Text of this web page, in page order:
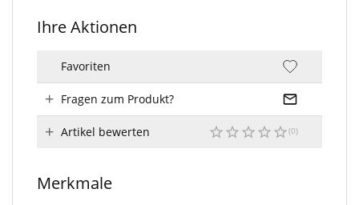
Ihre Aktionen
Favoriten
Fragen zum Produkt?
Artikel bewerten
Merkmale